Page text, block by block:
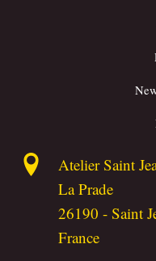
Atelier Saint
La Prade
26190 -Saint
France